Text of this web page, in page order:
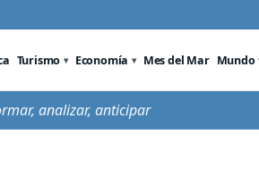
Turismo Economía Mes del Mar Mundo
analizar, anticipar